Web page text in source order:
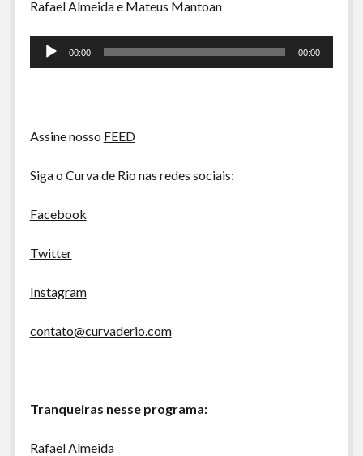
Papo Tranqueira
Preliminares
Rafael Almeida e Mateus Mantoan
Tocador
00:00 00:00
Assine nosso FEED
Siga o Curva de Rio nas redes sociais:
Facebook
Twitter
Instagram
contato@curvaderio.com
Tranqueiras nesse programa:
Rafael Almeida